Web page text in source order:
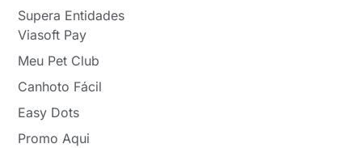
Supera Entidades
Viasoft Pay
Meu Pet Club
Canhoto Fácil
Easy Dots
Promo Aqui